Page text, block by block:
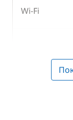
Wi-Fi
Генератор